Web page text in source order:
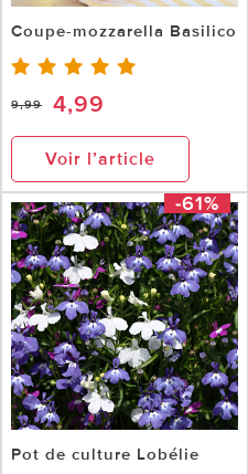
Coupe-mozzarella Basilico
9,99 4,99
Voir l’article
-61%
Pot de culture Lobélie